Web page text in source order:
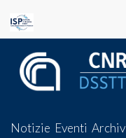
Notizie Eventi